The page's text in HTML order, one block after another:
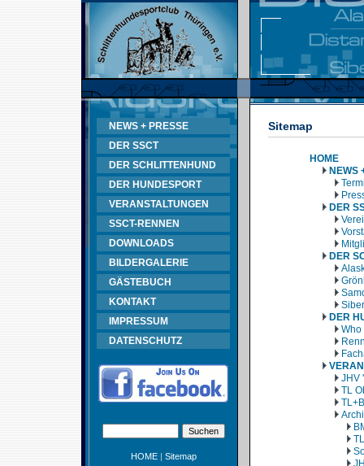
NEWS + PRESSE
DER SSCT
DER SCHLITTENHUND
DER HUNDESPORT
VERANSTALTUNGEN
SSCT-RENNEN
DOWNLOADS
BILDERGALERIE
GÄSTEBUCH
KONTAKT
IMPRESSUM
DATENSCHUTZ
HOME| Sitemap
Sitemap
HOME
NEWS
DER
DER
DER
Who
JHV
TL